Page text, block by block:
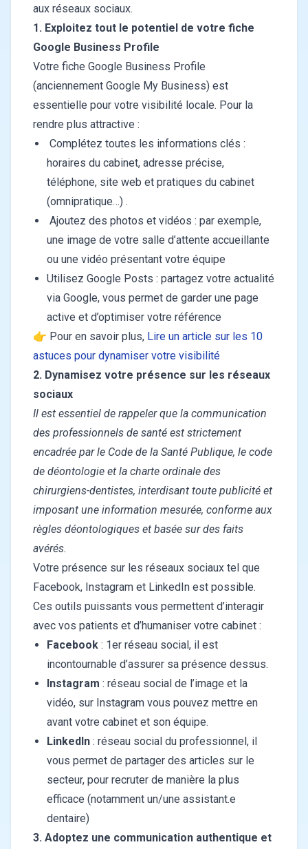
aux réseaux sociaux.
1. Exploitez tout le potentiel de votre fiche
Google Business Profile
Votre fiche Google Business Profile
(anciennement Google My Business) est
essentielle pour votre visibilité locale. Pour la
rendre plus attractive :
Complétez toutes les informations clés :
horaires du cabinet, adresse précise,
téléphone, site web et pratiques du cabinet
(omnipratique…) .
Ajoutez des photos et vidéos : par exemple,
une image de votre salle d’attente accueillante
ou une vidéo présentant votre équipe
Utilisez Google Posts : partagez votre actualité
via Google, vous permet de garder une page
active et d’optimiser votre référence
👉 Pour en savoir plus, Lire un article sur les 10
astuces pour dynamiser votre visibilité
2. Dynamisez votre présence sur les réseaux
sociaux
Il est essentiel de rappeler que la communication
des professionnels de santé est strictement
encadrée par le Code de la Santé Publique, le code
de déontologie et la charte ordinale des
chirurgiens-dentistes, interdisant toute publicité et
imposant une information mesurée, conforme aux
règles déontologiques et basée sur des faits
avérés.
Votre présence sur les réseaux sociaux tel que
Facebook, Instagram et LinkedIn est possible.
Ces outils puissants vous permettent d’interagir
avec vos patients et d’humaniser votre cabinet :
Facebook : 1er réseau social, il est
incontournable d’assurer sa présence dessus.
Instagram : réseau social de l’image et la
vidéo, sur Instagram vous pouvez mettre en
avant votre cabinet et son équipe.
LinkedIn : réseau social du professionnel, il
vous permet de partager des articles sur le
secteur, pour recruter de manière la plus
efficace (notamment un/une assistant.e
dentaire)
3. Adoptez une communication authentique et